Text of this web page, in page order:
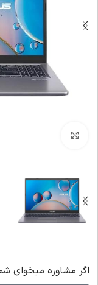
اگر‌ مشاوره میخوای